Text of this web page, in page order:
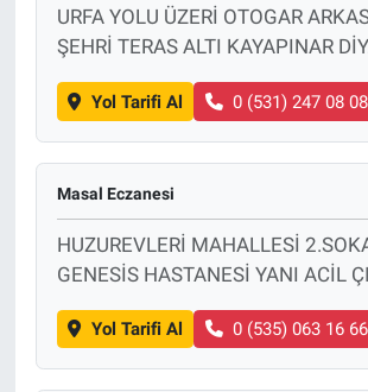
URFA YOLU ÜZERİ OTOGAR
ŞEHRİ TERAS ALTI KAYAPINAR
Yol Tarifi Al 0 (531) 247 08 08
Masal Eczanesi
HUZUREVLERİ MAHALLESİ
GENESİS HASTANESİ YANI ACİL
Yol Tarifi Al 0 (535) 063 16 66